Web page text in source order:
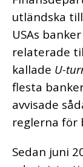
utländska
USAs
relaterade
kallade U-
flesta
avvisade
reglerna för
Sedan juni